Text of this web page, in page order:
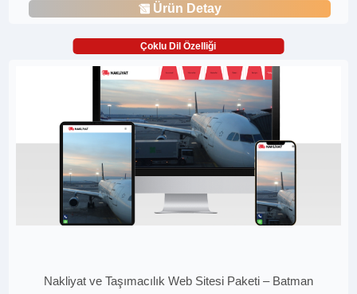
Ürün Detay
Çoklu Dil Özelliği
Nakliyat ve Taşımacılık Web Sitesi Paketi – Batman